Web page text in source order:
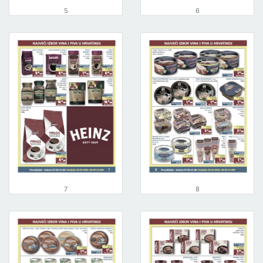
5 6
7 8